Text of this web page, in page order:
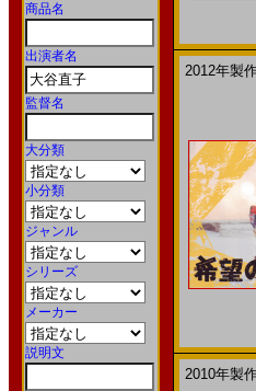
商品名
出演者名
監督名
大分類
小分類
ジャンル
シリーズ
メーカー
説明文
2012年製
2010年製